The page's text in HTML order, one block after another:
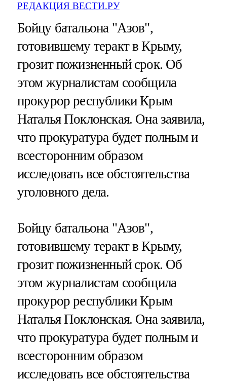
РЕДАКЦИЯ ВЕСТИ.РУ
Бойцу батальона "Азов",
готовившему теракт в Крыму,
грозит пожизненный срок. Об
этом журналистам сообщила
прокурор республики Крым
Наталья Поклонская. Она заявила,
что прокуратура будет полным и
всесторонним образом
исследовать все обстоятельства
уголовного дела.
Бойцу батальона "Азов",
готовившему теракт в Крыму,
грозит пожизненный срок. Об
этом журналистам сообщила
прокурор республики Крым
Наталья Поклонская. Она заявила,
что прокуратура будет полным и
всесторонним образом
исследовать все обстоятельства